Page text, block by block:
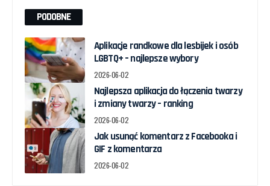
PODOBNE
Aplikacje randkowe dla lesbijek i osób
LGBTQ+ – najlepsze wybory
2026-06-02
Najlepsza aplikacja do łączenia twarzy
i zmiany twarzy – ranking
2026-06-02
Jak usunąć komentarz z Facebooka i
GIF z komentarza
2026-06-02